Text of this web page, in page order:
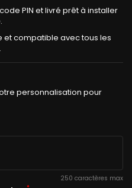
PIN et livré prêt à installer
et compatible avec tous les
personnalisation pour
250 caractères max